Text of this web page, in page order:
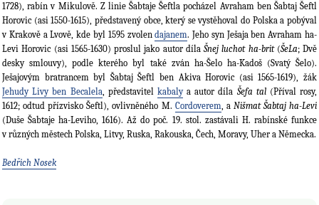
1728), rabín v Mikulově. Z linie Šabtaje Šeftla pocházel Avraham ben Šabtaj Šeftl
Horovic (asi 1550-1615), představený obce, který se vystěhoval do Polska a pobýval
v Krakově a Lvově, kde byl 1595 zvolendajanem. Jeho syn Ješaja ben Avraham ha-
Levi Horovic (asi 1565-1630) proslul jako autor díla Šnej luchot ha-brit(ŠeLa; Dvě
desky smlouvy), podle kterého byl také zván ha-Šelo ha-Kadoš (Svatý Šelo).
Ješajovým bratrancem byl Šabtaj Šeftl ben Akiva Horovic (asi 1565-1619), žák
Jehudy Livy ben Becalela, představitel kabalya autor díla Šefa tal(Příval rosy,
1612; odtud přízvisko Šeftl), ovlivněného M. Cordoverem, a Nišmat Šabtaj ha-Levi
(Duše Šabtaje ha-Leviho, 1616). Až do poč. 19. stol. zastávali H. rabínské funkce
v různých městech Polska, Litvy, Ruska, Rakouska, Čech, Moravy, Uher a Německa.
Bedřich Nosek